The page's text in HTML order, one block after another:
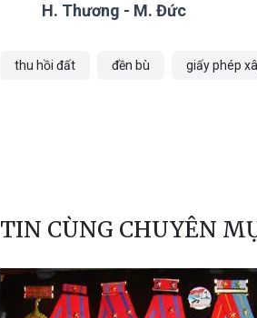
H. Thương - M. Đức
thu hồi đất đền bù giấy phép
TIN CÙNG CHUYÊN